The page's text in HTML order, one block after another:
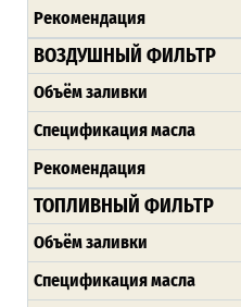
Рекомендация
ВОЗДУШНЫЙ ФИЛЬТР
Объём заливки
Спецификация масла
Рекомендация
ТОПЛИВНЫЙ ФИЛЬТР
Объём заливки
Спецификация масла